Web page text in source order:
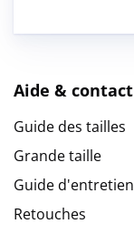
Aide & contact
Guide des tailles
Grande taille
Guide d'entretien
Retouches